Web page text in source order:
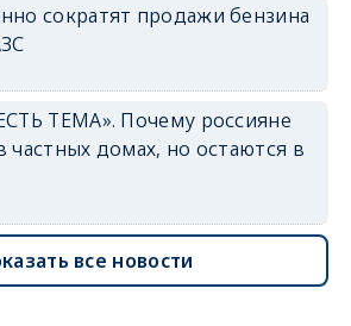
сократят продажи бензина
ТЕМА». Почему россияне
домах, но остаются в
все новости